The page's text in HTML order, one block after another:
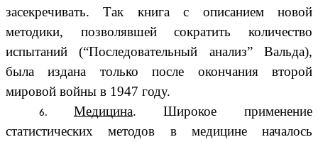
засекречивать. Так книга с описанием новой
методики, позволявшей сократить количество
испытаний (“Последовательный анализ” Вальда),
была издана только после окончания второй
мировой войны в 1947 году.
Медицина. Широкое применение
статистических методов в медицине началось